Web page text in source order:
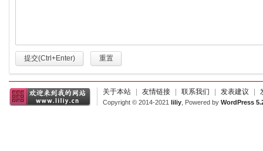
提交(Ctrl+Enter) 重置
关于本站 | 友情链接 | 联系我们 | 发表建议 |
Copyright © 2014-2021 liliy , Powered by WordPress